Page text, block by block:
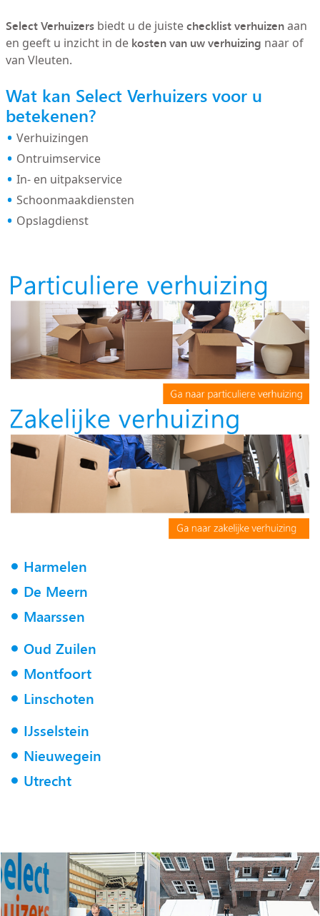
Select Verhuizersbiedt u de juistechecklist verhuizenaan
en geeft u inzicht in de kosten van uw verhuizing naar of
van Vleuten.
Wat kan Select Verhuizers voor u
betekenen?
Verhuizingen
Ontruimservice
In- en uitpakservice
Schoonmaakdiensten
Opslagdienst
Harmelen
De Meern
Maarssen
Oud Zuilen
Montfoort
Linschoten
IJsselstein
Nieuwegein
Utrecht